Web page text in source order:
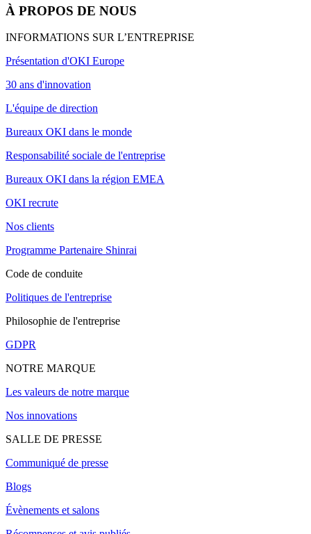
À PROPOS DE NOUS
INFORMATIONS SUR L’ENTREPRISE
Présentation d'OKI Europe
30 ans d'innovation
L'équipe de direction
Bureaux OKI dans le monde
Responsabilité sociale de l'entreprise
Bureaux OKI dans la région EMEA
OKI recrute
Nos clients
Programme Partenaire Shinrai
Code de conduite
Politiques de l'entreprise
Philosophie de l'entreprise
GDPR
NOTRE MARQUE
Les valeurs de notre marque
Nos innovations
SALLE DE PRESSE
Communiqué de presse
Blogs
Évènements et salons